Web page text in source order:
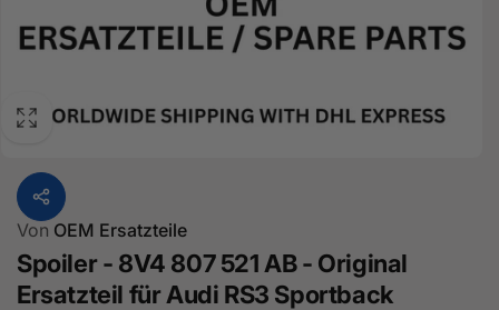
Von OEM Ersatzteile
Spoiler - 8V4 807 521 AB - Original
Ersatzteil für Audi RS3 Sportback